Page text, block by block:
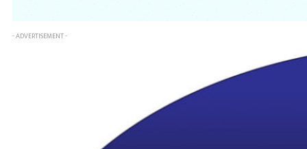
- ADVERTISEMENT -